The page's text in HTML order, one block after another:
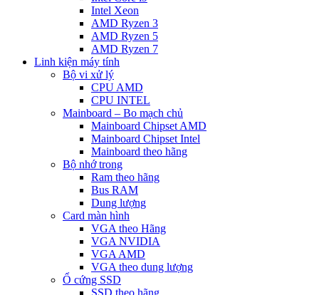
Intel Xeon
AMD Ryzen 3
AMD Ryzen 5
AMD Ryzen 7
Linh kiện máy tính
Bộ vi xử lý
CPU AMD
CPU INTEL
Mainboard – Bo mạch chủ
Mainboard Chipset AMD
Mainboard Chipset Intel
Mainboard theo hãng
Bộ nhớ trong
Ram theo hãng
Bus RAM
Dung lượng
Card màn hình
VGA theo Hãng
VGA NVIDIA
VGA AMD
VGA theo dung lượng
Ổ cứng SSD